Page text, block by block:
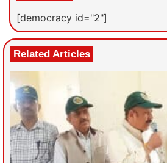
[democracy id="2"]
Related Articles